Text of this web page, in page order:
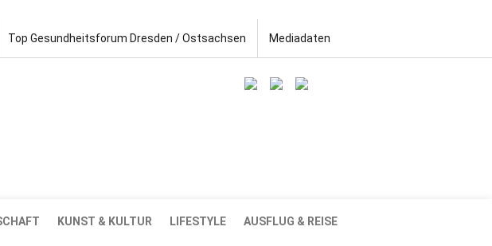
Top Gesundheitsforum Dresden / Ostsachsen Mediadaten
KUNST & KULTUR LIFESTYLE AUSFLUG & REISE